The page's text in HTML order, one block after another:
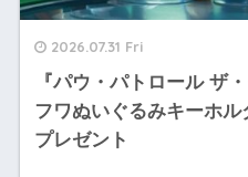
2026.07.31 Fri
『パウ・パトロール ザ
フワぬいぐるみキーホ
プレゼント